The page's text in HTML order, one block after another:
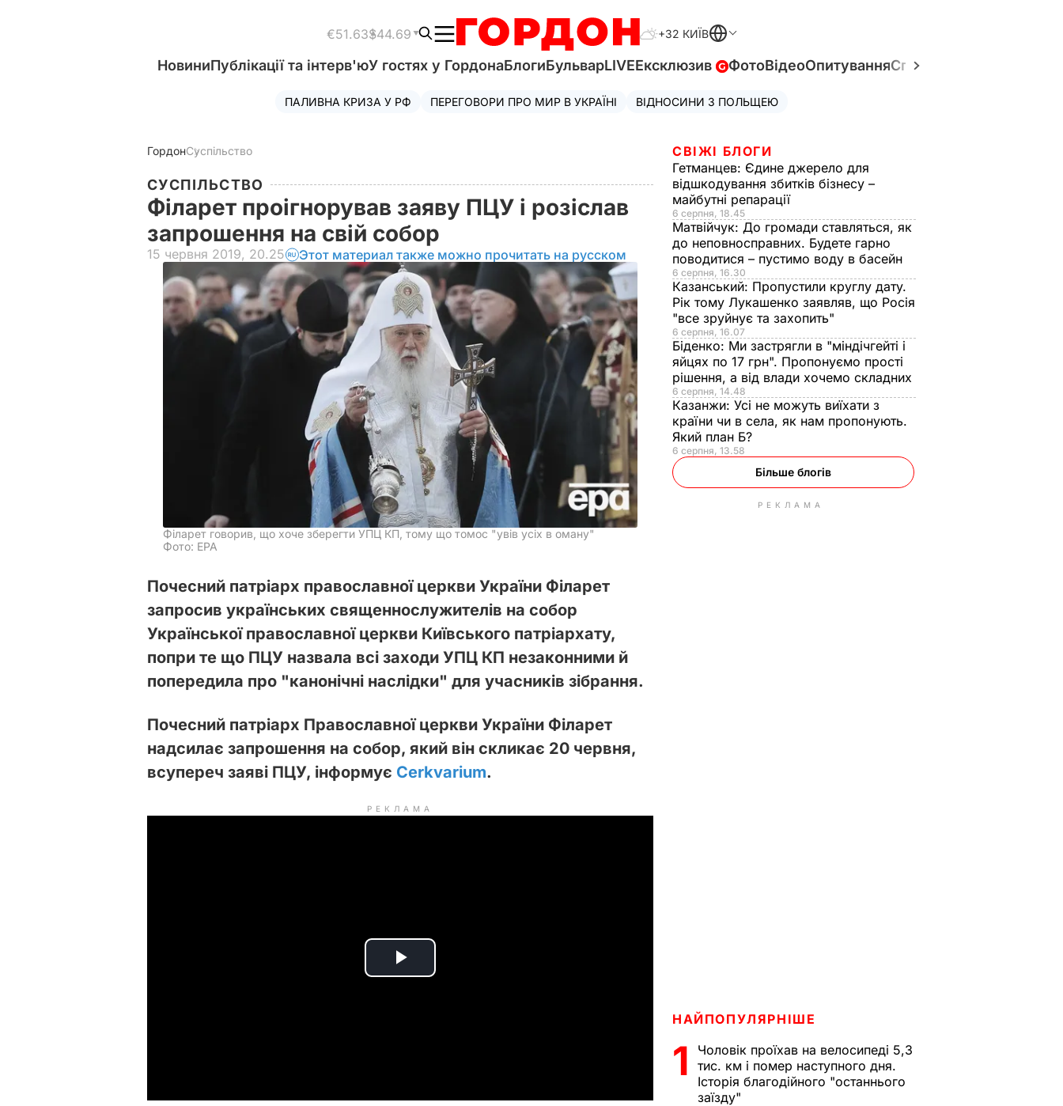
€51.63$44.69 +32 КИЇВ
НовиниПублікації та інтерв'юУ гостях у ГордонаБлогиБульварLIVEЕксклюзив ФотоВідеоОпитуванняСпецпроєкти
ПАЛИВНА КРИЗА У РФ ПЕРЕГОВОРИ ПРО МИР В УКРАЇНІ ВІДНОСИНИ З ПОЛЬЩЕЮ
ГордонСуспільство
СУСПІЛЬСТВО
Філарет проігнорував заяву ПЦУ і розіслав
запрошення на свій собор
15 червня 2019, 20.25 Этот материал также можно прочитать на русском
Філарет говорив, що хоче зберегти УПЦ КП, тому що томос "увів усіх в оману"
Фото: ЕРА
Почесний патріарх православної церкви України Філарет
запросив українських священнослужителів на собор
Української православної церкви Київського патріархату,
попри те що ПЦУ назвала всі заходи УПЦ КП незаконними й
попередила про "канонічні наслідки" для учасників зібрання.
Почесний патріарх Православної церкви України Філарет
надсилає запрошення на собор, який він скликає 20 червня,
всупереч заяві ПЦУ, інформує Сerkvarium.
РЕКЛАМА
P
СВІЖІ БЛОГИ
Гетманцев: Єдине джерело для
відшкодування збитків бізнесу –
майбутні репарації
6 серпня, 18.45
Матвійчук: До громади ставляться, як
до неповносправних. Будете гарно
поводитися – пустимо воду в басейн
6 серпня, 16.30
Казанський: Пропустили круглу дату.
Рік тому Лукашенко заявляв, що Росія
"все зруйнує та захопить"
6 серпня, 16.07
Біденко: Ми застрягли в "міндічгейті і
яйцях по 17 грн". Пропонуємо прості
рішення, а від влади хочемо складних
6 серпня, 14.48
Казанжи: Усі не можуть виїхати з
країни чи в села, як нам пропонують.
Який план Б?
6 серпня, 13.58
Більше блогів
РЕКЛАМА
НАЙПОПУЛЯРНІШЕ
1
Чоловік проїхав на велосипеді 5,3
тис. км і помер наступного дня.
Історія благодійного "останнього
заїзду"